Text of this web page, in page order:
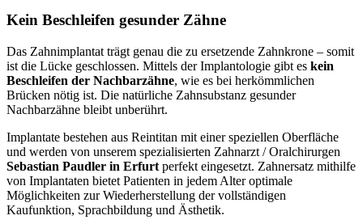
Kein Beschleifen gesunder Zähne
Das Zahnimplantat trägt genau die zu ersetzende Zahnkrone – somit
ist die Lücke geschlossen. Mittels der Implantologie gibt es kein
Beschleifen der Nachbarzähne, wie es bei herkömmlichen
Brücken nötig ist. Die natürliche Zahnsubstanz gesunder
Nachbarzähne bleibt unberührt.
Implantate bestehen aus Reintitan mit einer speziellen Oberfläche
und werden von unserem spezialisierten Zahnarzt / Oralchirurgen
Sebastian Paudler in Erfurt perfekt eingesetzt. Zahnersatz mithilfe
von Implantaten bietet Patienten in jedem Alter optimale
Möglichkeiten zur Wiederherstellung der vollständigen
Kaufunktion, Sprachbildung und Ästhetik.